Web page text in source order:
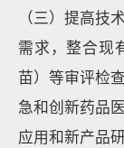
（三）提高技
需求，整合现
苗）等审评检
急和创新药品
应用和新产品